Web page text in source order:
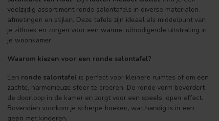
veelzijdig assortiment ronde salontafels in diverse materialen,
afmetingen en stijlen. Deze tafels zijn ideaal als middelpunt van
je zithoek en zorgen voor een warme, uitnodigende uitstraling in
je woonkamer.
Waarom kiezen voor een ronde salontafel?
Een ronde salontafel is perfect voor kleinere ruimtes of om een
zachte, harmonieuze sfeer te creëren. De ronde vorm bevordert
de doorloop in de kamer en zorgt voor een speels, open effect.
Bovendien voorkom je scherpe hoeken, wat handig is in een
gezin met kinderen.